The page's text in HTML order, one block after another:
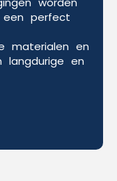
een perfect
materialen en
langdurige en